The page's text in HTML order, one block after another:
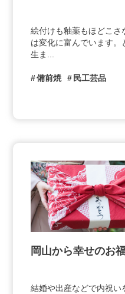
絵付けも釉薬もほどこ
は変化に富んでいます
生ま...
備前焼
民工芸品
岡山から幸せのお
結婚や出産などで内祝